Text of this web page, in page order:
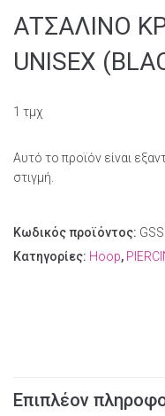
ΑΤΣΑΛΙΝO
UNISEX
1 τμχ
Αυτό το προϊόν είναι
στιγμή.
Κωδικός προϊόντος:
Κατηγορίες: Hoop,
Επιπλέον